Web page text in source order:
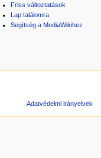
Friss változtatások
Lap találomra
Segítség a MediaWikihez
Adatvédelmi irányelvek